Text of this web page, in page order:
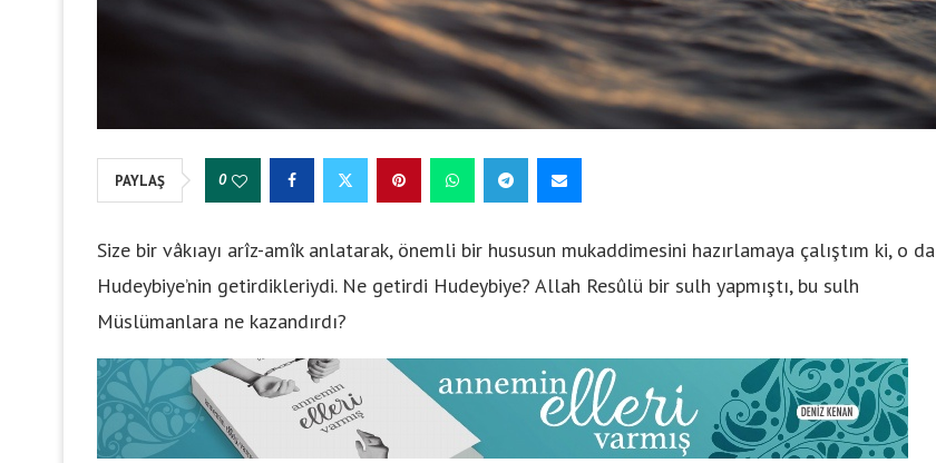
PAYLAŞ 0
Size bir vâkıayı arîz-amîk anlatarak, önemli bir hususun mukaddimesini hazırlamaya çalıştım ki, o da
Hudeybiye’nin getirdikleriydi. Ne getirdi Hudeybiye? Allah Resûlü bir sulh yapmıştı, bu sulh
Müslümanlara ne kazandırdı?